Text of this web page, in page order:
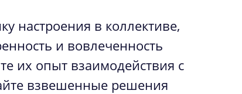
настроения в коллективе,
и вовлеченность
их опыт взаимодействия с
взвешенные решения